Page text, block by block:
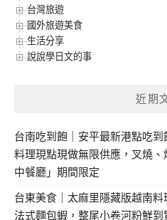
台灣旅遊
國外旅遊美食
生活分享
說說學日文的事
近期
台南吃到飽｜安平最新港點吃
料理現點現做無限供應，叉燒
中餐廳」期間限定
台東美食｜太麻里隱藏版越南
法式麵包蝦，整尾小卷河粉鮮到